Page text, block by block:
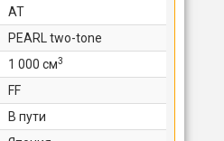
AT
PEARL two-tone
1 000 cм3
FF
В пути